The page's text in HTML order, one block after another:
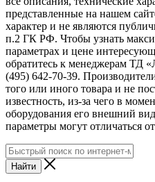
представленные на нашем
характер и не являются
п.2 ГК РФ. Чтобы узнать
параметрах и цене
обратитесь к менеджерам ТД
(495) 642-70-39.
того или иного товара и не
известность, из-за чего в
оборудования его внешний
параметры могут отличаться
Найти